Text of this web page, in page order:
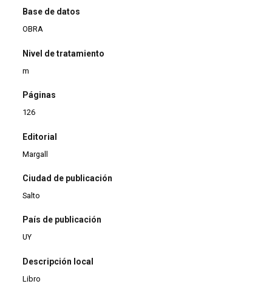
Base de datos
OBRA
Nivel de tratamiento
m
Páginas
126
Editorial
Margall
Ciudad de publicación
Salto
País de publicación
UY
Descripción local
Libro